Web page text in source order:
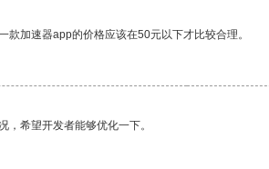
加速器app的价格应该在50元以下才比较合理。
希望开发者能够优化一下。